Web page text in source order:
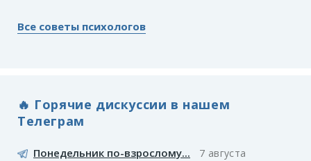
Все советы психологов
🔥 Горячие дискуссии в нашем
Телеграм
Понедельник по-взрослому... 7 августа